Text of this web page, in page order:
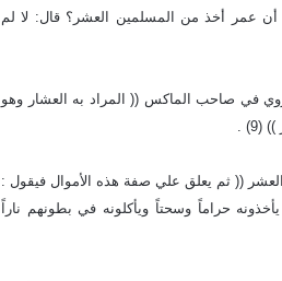
أن عمر أخذ من المسلمين العشر؟ قال: لا لم
يأخذها الماكس وهو العشار (8). أما المناوي فيروي في صاحب الماكس (( المراد به العشار وهو
.
(( ثم يعلق علي صفة هذه الأموال فيقول :
حراماً وسحتاً ويأكلونه في بطونهم ناراً